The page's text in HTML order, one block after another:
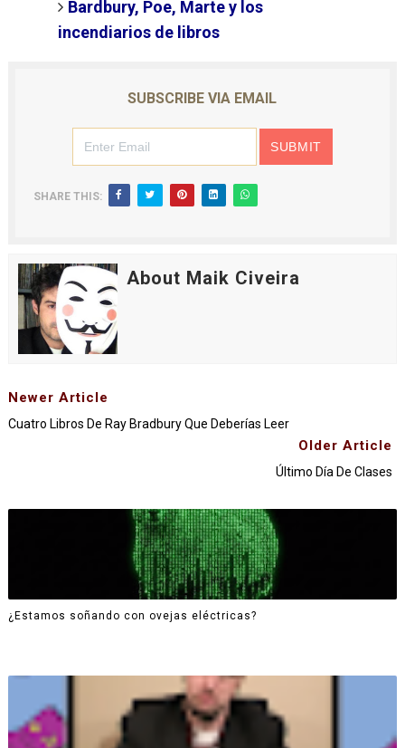
Bardbury, Poe, Marte y los
incendiarios de libros
SUBSCRIBE VIA EMAIL
SHARE THIS:
About Maik Civeira
Newer Article
Cuatro Libros De Ray Bradbury Que Deberías Leer
Older Article
Último Día De Clases
¿Estamos soñando con ovejas eléctricas?